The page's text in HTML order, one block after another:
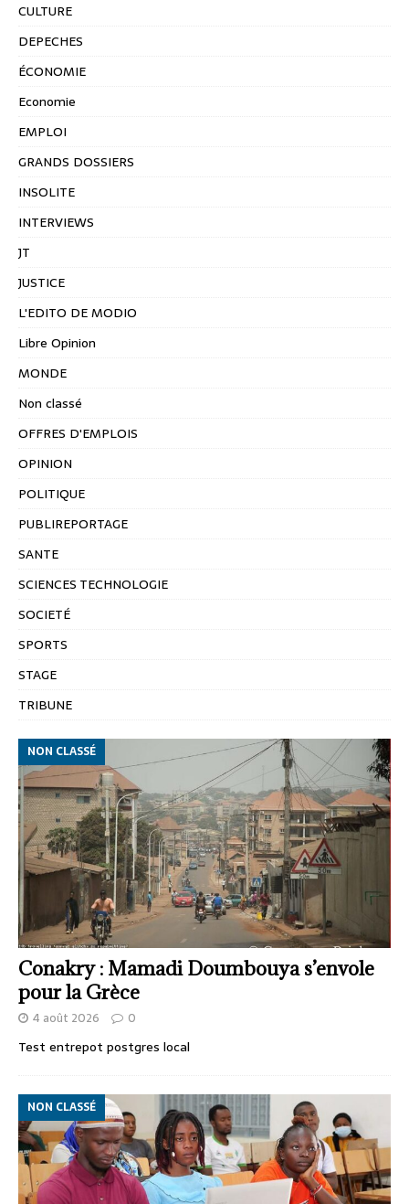
CULTURE
DEPECHES
ÉCONOMIE
Economie
EMPLOI
GRANDS DOSSIERS
INSOLITE
INTERVIEWS
JT
JUSTICE
L'EDITO DE MODIO
Libre Opinion
MONDE
Non classé
OFFRES D'EMPLOIS
OPINION
POLITIQUE
PUBLIREPORTAGE
SANTE
SCIENCES TECHNOLOGIE
SOCIETÉ
SPORTS
STAGE
TRIBUNE
Conakry : Mamadi Doumbouya s’envole
pour la Grèce
NON CLASSÉ
4 août 2026 0
Test entrepot postgres local
NON CLASSÉ